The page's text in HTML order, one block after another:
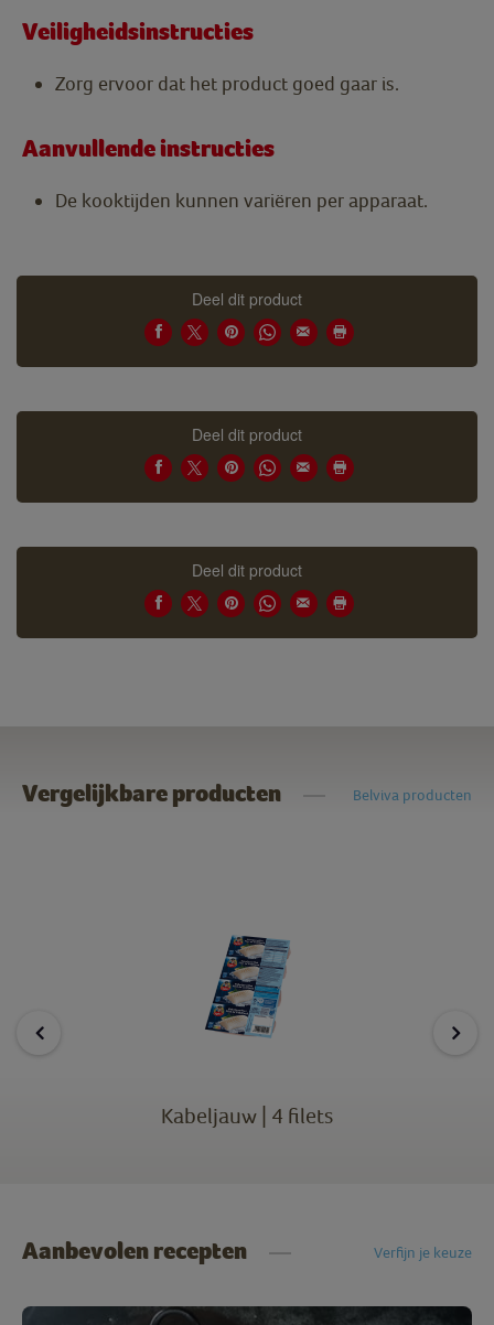
Veiligheidsinstructies
Zorg ervoor dat het product goed gaar is.
Aanvullende instructies
De kooktijden kunnen variëren per apparaat.
Deel dit product
Deel dit product
Deel dit product
Vergelijkbare producten Belviva producten
Kabeljauw | 4 filets
Aanbevolen recepten Verfijn je keuze